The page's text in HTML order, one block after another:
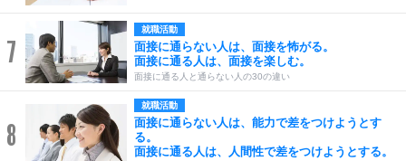
7
就職活動
面接に通らない人は、面接を怖がる。
面接に通る人は、面接を楽しむ。
面接に通る人と通らない人の30の違い
8
就職活動
面接に通らない人は、能力で差をつけようとす
る。
面接に通る人は、人間性で差をつけようとする。